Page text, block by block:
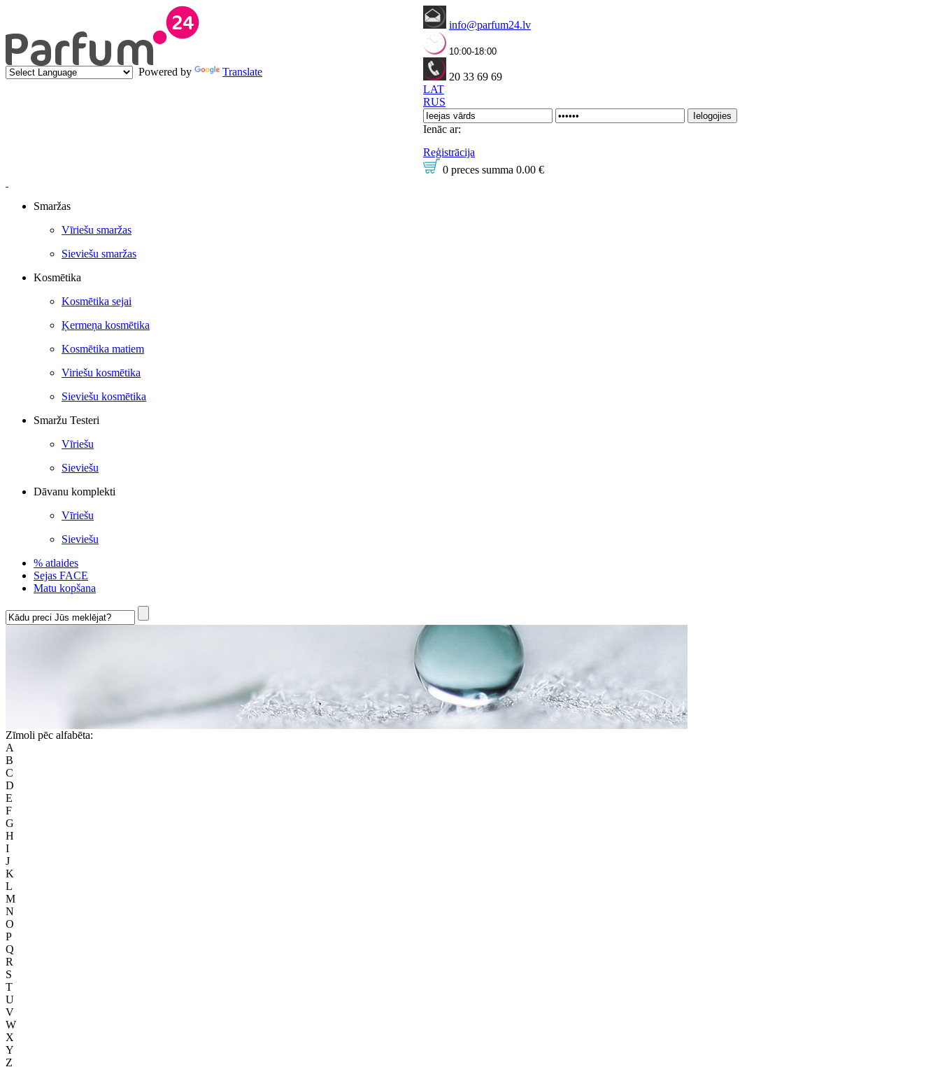
Powered by Translate
info@parfum24.lv
10:00-18:00
20 33 69 69
LAT
RUS
Ienāc ar:
Reģistrācija
0 preces summa 0.00 €
Smaržas
Vīriešu smaržas
Sieviešu smaržas
Kosmētika
Kosmētika sejai
Ķermeņa kosmētika
Kosmētika matiem
Viriešu kosmētika
Sieviešu kosmētika
Smaržu Testeri
Vīriešu
Sieviešu
Dāvanu komplekti
Vīriešu
Sieviešu
% atlaides
Sejas FACE
Matu kopšana
Zīmoli pēc alfabēta:
A
B
C
D
E
F
G
H
I
J
K
L
M
N
O
P
Q
R
S
T
U
V
W
X
Y
Z